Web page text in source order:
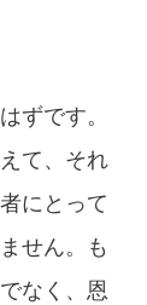
ずです。
て、それ
にとって
せん。も
なく、恩